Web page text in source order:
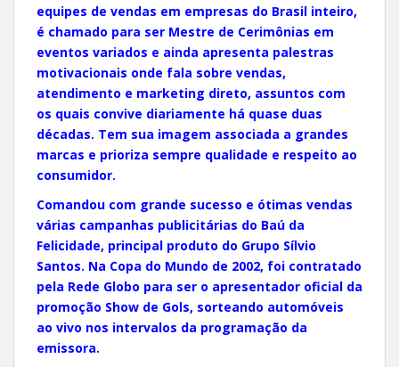
equipes de vendas em empresas do Brasil inteiro,
é chamado para ser Mestre de Cerimônias em
eventos variados e ainda apresenta palestras
motivacionais onde fala sobre vendas,
atendimento e marketing direto, assuntos com
os quais convive diariamente há quase duas
décadas. Tem sua imagem associada a grandes
marcas e prioriza sempre qualidade e respeito ao
consumidor.
Comandou com grande sucesso e ótimas vendas
várias campanhas publicitárias do Baú da
Felicidade, principal produto do Grupo Sílvio
Santos. Na Copa do Mundo de 2002, foi contratado
pela Rede Globo para ser o apresentador oficial da
promoção Show de Gols, sorteando automóveis
ao vivo nos intervalos da programação da
emissora.